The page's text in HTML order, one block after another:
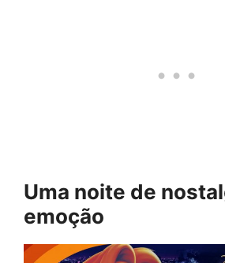
Uma noite de
emoção